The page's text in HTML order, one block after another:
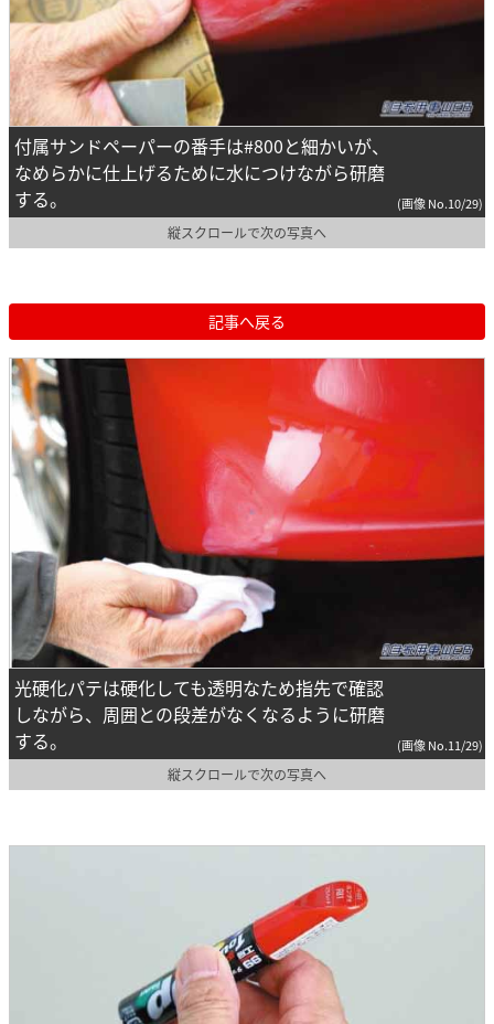
付属サンドペーパーの番手は#800と細かいが、
なめらかに仕上げるために水につけながら研磨
する。
(画像 No.10/29)
縦スクロールで次の写真へ
記事へ戻る
光硬化パテは硬化しても透明なため指先で確認
しながら、周囲との段差がなくなるように研磨
する。
(画像 No.11/29)
縦スクロールで次の写真へ